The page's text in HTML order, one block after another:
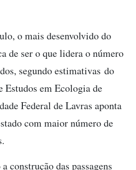
o mais desenvolvido do
de ser o que lidera o número
segundo estimativas do
em Ecologia de
Federal de Lavras aponta
com maior número de
construção das passagens